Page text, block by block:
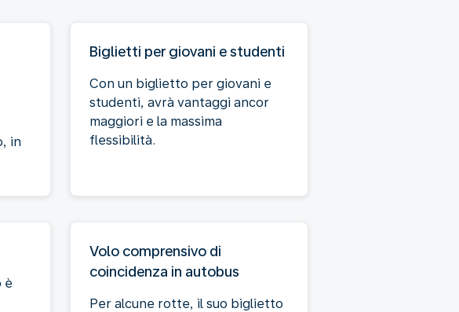
in
Biglietti per giovani e studenti
Con un biglietto per giovani e
studenti, avrà vantaggi ancor
maggiori e la massima
flessibilità.
è
Volo comprensivo di
coincidenza in autobus
Per alcune rotte, il suo biglietto